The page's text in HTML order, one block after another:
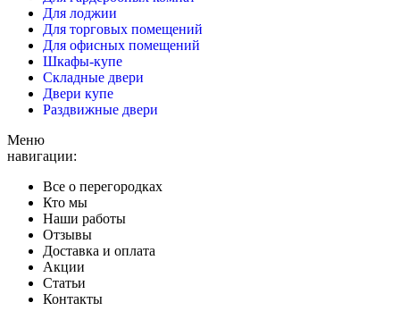
Для лоджии
Для торговых помещений
Для офисных помещений
Шкафы-купе
Складные двери
Двери купе
Раздвижные двери
Меню
навигации:
Все о перегородках
Кто мы
Наши работы
Отзывы
Доставка и оплата
Акции
Статьи
Контакты